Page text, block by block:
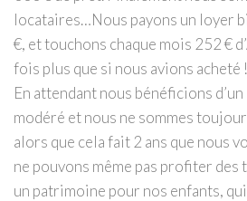
locataires…Nous payons un loyer
€, et touchons chaque mois 252 €
fois plus que si nous avions acheté !
En attendant nous bénéficions
modéré et nous ne sommes
alors que cela fait 2 ans que nous
ne pouvons même pas profiter des
un patrimoine pour nos enfants,